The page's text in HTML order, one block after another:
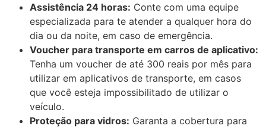
Assistência 24 horas: Conte com uma equipe
especializada para te atender a qualquer hora do
dia ou da noite, em caso de emergência.
Voucher para transporte em carros de aplicativo:
Tenha um voucher de até 300 reais por mês para
utilizar em aplicativos de transporte, em casos
que você esteja impossibilitado de utilizar o
veículo.
Proteção para vidros: Garanta a cobertura para